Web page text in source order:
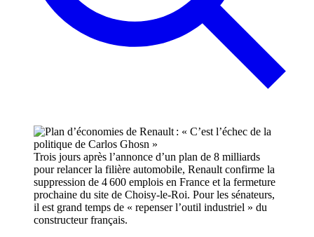
Trois jours après l’annonce d’un plan de 8 milliards
pour relancer la filière automobile, Renault confirme la
suppression de 4 600 emplois en France et la fermeture
prochaine du site de Choisy-le-Roi. Pour les sénateurs,
il est grand temps de « repenser l’outil industriel » du
constructeur français.